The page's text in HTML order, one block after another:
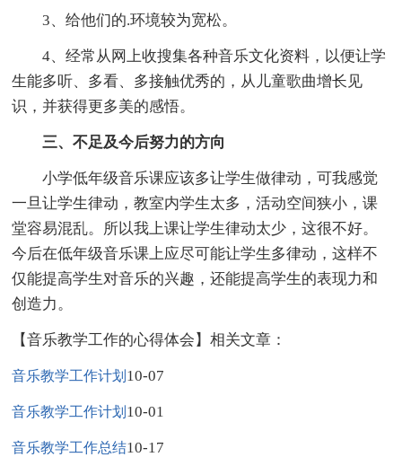
3、给他们的.环境较为宽松。
4、经常从网上收搜集各种音乐文化资料，以便让学
生能多听、多看、多接触优秀的，从儿童歌曲增长见
识，并获得更多美的感悟。
三、不足及今后努力的方向
小学低年级音乐课应该多让学生做律动，可我感觉
一旦让学生律动，教室内学生太多，活动空间狭小，课
堂容易混乱。所以我上课让学生律动太少，这很不好。
今后在低年级音乐课上应尽可能让学生多律动，这样不
仅能提高学生对音乐的兴趣，还能提高学生的表现力和
创造力。
【音乐教学工作的心得体会】相关文章：
音乐教学工作计划 10-07
音乐教学工作计划 10-01
音乐教学工作总结10-17